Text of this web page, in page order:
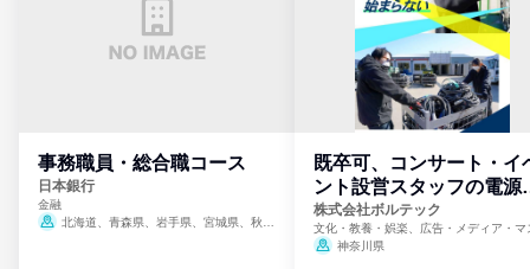
事務職員・総合職コース
日本銀行
金融
北海道、青森県、岩手県、宮城県、秋田
既卒可、コンサート・イ
ント設営スタッフの電源
門
株式会社ボルテック
文化・教養・娯楽、広告・メディア・マ
ミ、電力・ガス・水道・エネルギー
神奈川県